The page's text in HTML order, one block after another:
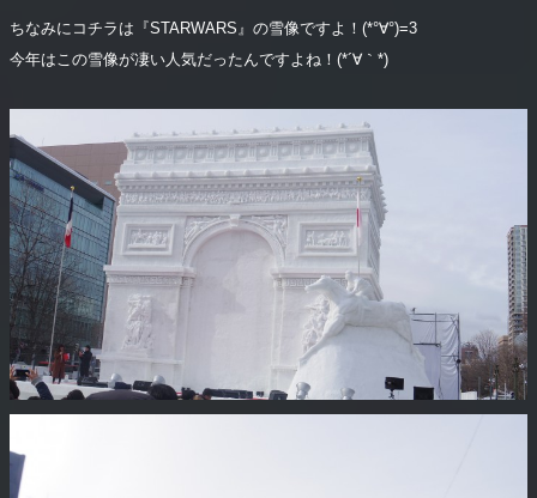
ちなみにコチラは『STARWARS』の雪像ですよ！(*°∀°)=3
今年はこの雪像が凄い人気だったんですよね！(*´∀｀*)